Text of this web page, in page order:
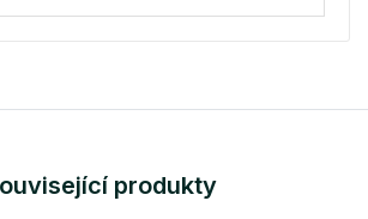
produkty